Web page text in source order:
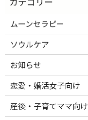
ムーンセラピー
ソウルケア
お知らせ
恋愛・婚活女子向け
産後・子育てママ向け